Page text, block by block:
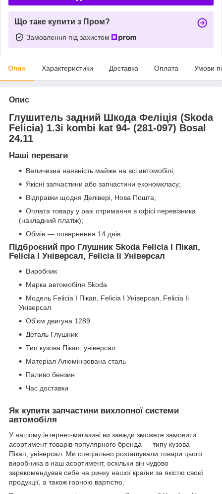
Що таке купити з Пром?
Замовлення під захистом
Опис Характеристики Доставка Оплата Умови
Опис
Глушитель задний Шкода Феліція (Skoda
Felicia) 1.3i kombi kat 94- (281-097) Bosal
24.11
Наші переваги
Величезна наявність майже на всі автомобілі;
Якісні запчастини або запчастини економкласу;
Відправки щодня Делівері, Нова Пошта;
Оплата товару у разі отримання в офісі перевізника
(накладний платіж);
Обмін — повернення 14 днів.
Підброєний про Глушник Skoda Felicia I Пікап,
Felicia I Універсал, Felicia Ii Універсал
Виробник
Марка автомобіля Skoda
Модель Felicia I Пікап, Felicia I Універсал, Felicia Ii
Універсал
Об'єм двигуна 1289
Деталь Глушник
Тип кузова Пікап, універсал
Матеріал Алюмінізована сталь
Паливо бензин
Час доставки
Як купити запчастини вихлопної системи
автомобіля
У нашому інтернет-магазині ви завжди зможете замовити
асортимент товарів популярного бренда — типу кузова —
Пікап, універсал. Ми спеціально розташували товари цього
виробника в наш асортимент, оскільки він чудово
зарекомендував себе на ринку нашої країни за якістю своєї
продукції, а також гарною вартістю.